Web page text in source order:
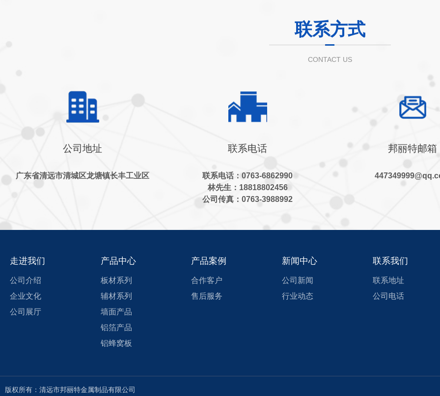
联系方式
CONTACT US
公司地址
广东省清远市清城区龙塘镇长丰工业区
联系电话
联系电话：0763-6862990
林先生：18818802456
公司传真：0763-3988992
邦丽特邮箱
走进我们
公司介绍
企业文化
公司展厅
产品中心
板材系列
辅材系列
墙面产品
铝箔产品
铝蜂窝板
产品案例
合作客户
售后服务
新闻中心
公司新闻
行业动态
联系我们
联系地址
公司电话
版权所有：清远市邦丽特金属制品有限公司